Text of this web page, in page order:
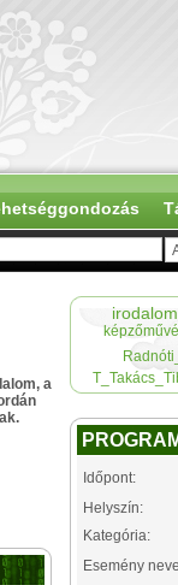
a
irodalom
Időpont:
Helyszín:
Kategória:
Esemény